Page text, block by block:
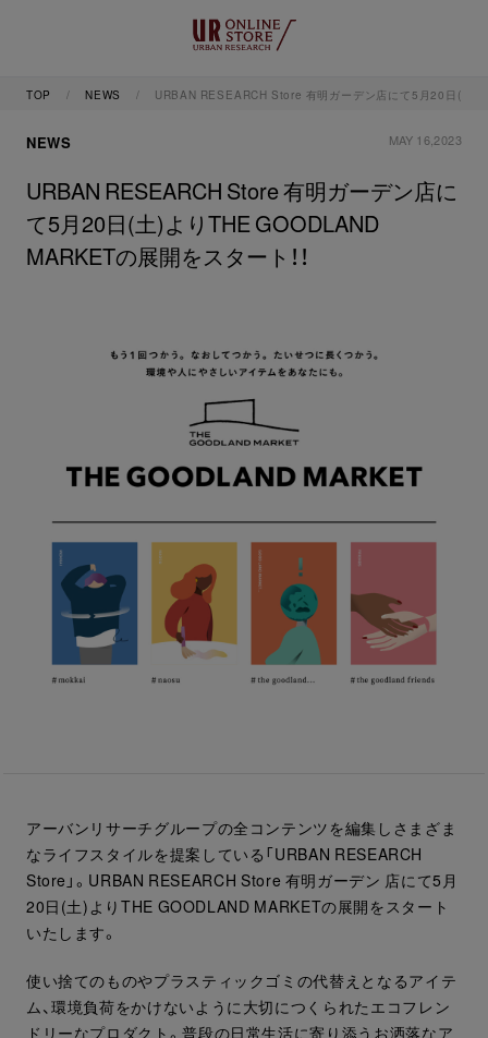
TOP NEWS URBAN RESEARCH Store 有明ガーデン店にて5月20日(土)
NEWS MAY 16,2023
URBAN RESEARCH Store 有明ガーデン店に
て5月20日(土)よりTHE GOODLAND
MARKETの展開をスタート！！
アーバンリサーチグループの全コンテンツを編集しさまざま
なライフスタイルを提案している「URBAN RESEARCH
Store」。URBAN RESEARCH Store 有明ガーデン 店にて5月
20日(土)よりTHE GOODLAND MARKETの展開をスタート
いたします。
使い捨てのものやプラスティックゴミの代替えとなるアイテ
ム、環境負荷をかけないように大切につくられたエコフレン
ドリーなプロダクト。普段の日常生活に寄り添うお洒落なア